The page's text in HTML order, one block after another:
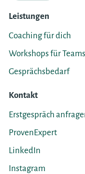
Leistungen
Coaching für dich
Workshops für Teams
Gesprächsbedarf
Kontakt
Erstgespräch
ProvenExpert
LinkedIn
Instagram